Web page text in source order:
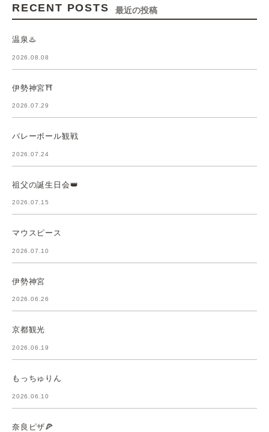
RECENT POSTS 最近の投稿
温泉♨️
2026.08.08
伊勢神宮⛩️
2026.07.29
バレーボール観戦
2026.07.24
祖父の誕生日会👑
2026.07.15
マウスピース
2026.07.10
伊勢神宮
2026.06.26
京都観光
2026.06.19
もっちゅりん
2026.06.10
奈良ピザ🍕